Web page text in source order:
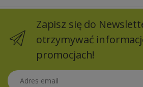
Zapisz się do
otrzymywać
promocjach!
Adres email